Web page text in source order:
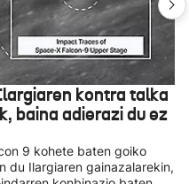
kontra talka
baina adierazi du ez
9 kohete baten goiko
du Ilargiaren gainazalarekin,